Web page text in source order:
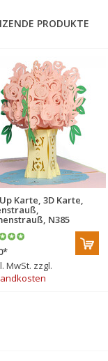
PRODUKTE
Karte, 3D Karte,
N385
*
MwSt. zzgl.